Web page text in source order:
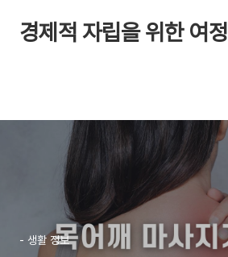
경제적 자립을 위한 여정
- 생활 정보